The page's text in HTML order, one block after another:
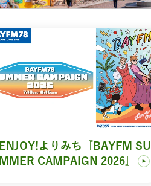
ENJOY!よりみち『BAYFM SU
MMER CAMPAIGN 2026』